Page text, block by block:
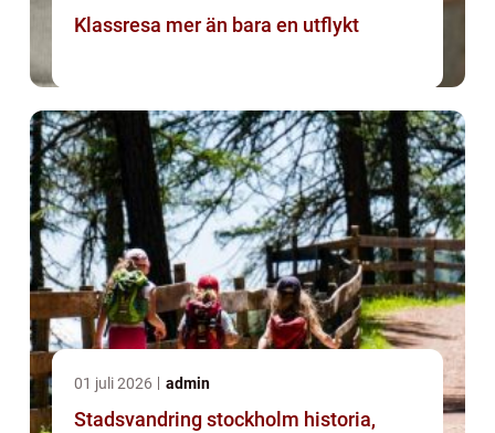
Klassresa mer än bara en utflykt
01 juli 2026 admin
Stadsvandring stockholm historia,